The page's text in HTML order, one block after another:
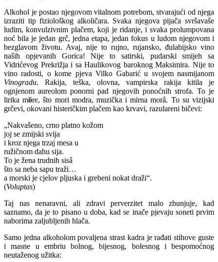
Alkohol je postao njegovom vitalnom potrebom, stvarajući od njega
izraziti tip fiziološkog alkoličara. Svaka njegova pijača svršavaše
ludim, konvulzivnim plačem, koji je ridanje, i svaka prolumpovana
noć bila je jedan grč, jedna etapa, jedan fokus u ludom njegovom i
bezglavom životu. Avaj, nije to rujno, rujansko, đulabijsko vino
naših opjevanih Gorica! Nije to satirski, pudarski smijeh sa
Vidrićevog Prekrižja i sa Haulikovog baroknog Maksimira. Nije to
vino radosti, o kome pjeva Vilko Gabarić u svojem nasmijanom
Vinogradu. Rakija, teška, olovna, vampirska rakija kitila je
ognjenom aureolom ponorni pad njegovih ponoćnih strofa. To je
lirika mȍre, što mori modra, muzička i mirna morâ. To su vizijski
grčevi, okovani histeričkim plačem kao krvavi, razulareni bičevi:
„Nakvašeno, crno platno kožom
joj se zmijski svija
i kroz njega trzaj mesa u
ružičnom dahu sija.
To je žena trudnih sisâ
što sa neba sapu traži…
a morski je cjelov pljuska i grebeni nokat draži“.
(Voluptas)
Taj nas nenaravni, ali zdravi perverzitet malo zbunjuje, kad
saznamo, da je to pisano u doba, kad se inače pjevaju soneti prvim
naborima zaljubljenih hlača.
Samo jedna alkoholom povaljena strast kadra je rađati stihove guste
i masne u embriu bolnog, bijesnog, bolesnog i bespomoćnog
neutaženog užitka: